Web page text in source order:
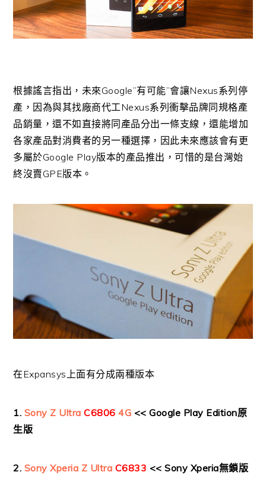
根據謠言指出，未來Google”有可能”會讓Nexus系列停
產，因為與其找廠商代工Nexus系列衝擊品牌同規格產
品銷量，還不如直接將同產品分出一條支線，還能增加
各家產品對消費者的另一種選擇，因此未來應該會有更
多屬於Google Play版本的產品推出，可惜的是台灣始
終沒賣GPE版本。
在Expansys上面有分成兩種版本
1. Sony Z UltraC6806 4G << Google Play Edition原
生版
2. Sony Xperia Z Ultra C6833 << Sony Xperia無鎖版